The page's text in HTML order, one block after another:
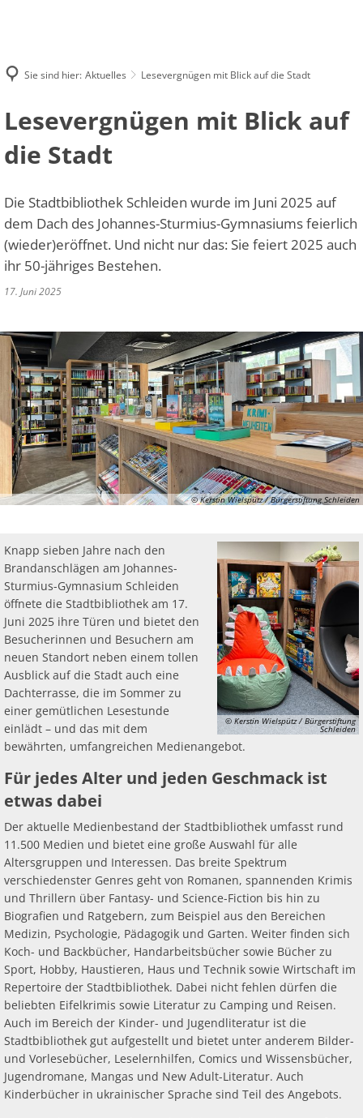
Sie sind hier: Aktuelles Lesevergnügen mit Blick auf die Stadt
Lesevergnügen mit Blick auf
die Stadt
Die Stadtbibliothek Schleiden wurde im Juni 2025 auf
dem Dach des Johannes-Sturmius-Gymnasiums feierlich
(wieder)eröffnet. Und nicht nur das: Sie feiert 2025 auch
ihr 50-jähriges Bestehen.
17. Juni 2025
© Kerstin Wielspütz / Bürgerstiftung Schleiden
© Kerstin Wielspütz / Bürgerstiftung
Schleiden
Knapp sieben Jahre nach den
Brandanschlägen am Johannes-
Sturmius-Gymnasium Schleiden
öffnete die Stadtbibliothek am 17.
Juni 2025 ihre Türen und bietet den
Besucherinnen und Besuchern am
neuen Standort neben einem tollen
Ausblick auf die Stadt auch eine
Dachterrasse, die im Sommer zu
einer gemütlichen Lesestunde
einlädt – und das mit dem
bewährten, umfangreichen Medienangebot.
Für jedes Alter und jeden Geschmack ist
etwas dabei
Der aktuelle Medienbestand der Stadtbibliothek umfasst rund
11.500 Medien und bietet eine große Auswahl für alle
Altersgruppen und Interessen. Das breite Spektrum
verschiedenster Genres geht von Romanen, spannenden Krimis
und Thrillern über Fantasy- und Science-Fiction bis hin zu
Biografien und Ratgebern, zum Beispiel aus den Bereichen
Medizin, Psychologie, Pädagogik und Garten. Weiter finden sich
Koch- und Backbücher, Handarbeitsbücher sowie Bücher zu
Sport, Hobby, Haustieren, Haus und Technik sowie Wirtschaft im
Repertoire der Stadtbibliothek. Dabei nicht fehlen dürfen die
beliebten Eifelkrimis sowie Literatur zu Camping und Reisen.
Auch im Bereich der Kinder- und Jugendliteratur ist die
Stadtbibliothek gut aufgestellt und bietet unter anderem Bilder-
und Vorlesebücher, Leselernhilfen, Comics und Wissensbücher,
Jugendromane, Mangas und New Adult-Literatur. Auch
Kinderbücher in ukrainischer Sprache sind Teil des Angebots.